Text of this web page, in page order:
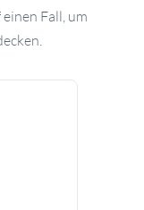
Fall, um